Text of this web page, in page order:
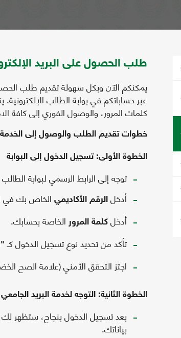
طلب الحصول على البريد
يمكنكم الآن وبكل سهولة تقديم طلب
عبر حساباتكم في بوابة الطالب الإلكترونية.
كلمات المرور، والوصول الفوري إلى كافة
خطوات تقديم الطلب والوصول إلى
الخطوة الأولى: تسجيل الدخول إلى البوابة
توجه إلى الرابط الرسمي لبوابة الطالب
أدخل الرقم الأكاديميالخاص بك في
أدخل كلمة المرور الخاصة بحسابك.
تأكد من تحديد نوع تسجيل الدخول كـ
اجتز التحقق الأمني (علامة الصح
الخطوة الثانية: التوجه لخدمة البريد الجامعي
بعد تسجيل الدخول بنجاح، ستظهر
بياناتك.